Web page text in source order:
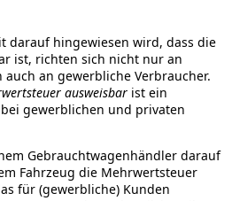
darauf hingewiesen wird, dass die
ist, richten sich nicht nur an
an gewerbliche Verbraucher.
ausweisbar ist ein
gewerblichen und privaten
Gebrauchtwagenhändler darauf
Fahrzeug die Mehrwertsteuer
für (gewerbliche) Kunden